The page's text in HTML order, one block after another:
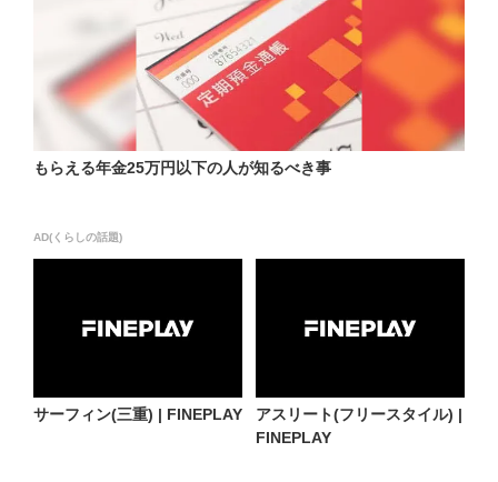
もらえる年金25万円以下の人が知るべき事
AD(くらしの話題)
サーフィン(三重) | FINEPLAY
アスリート(フリースタイル) |
FINEPLAY